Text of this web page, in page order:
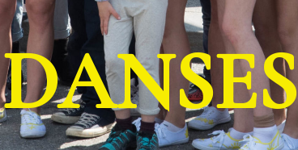
DANSES